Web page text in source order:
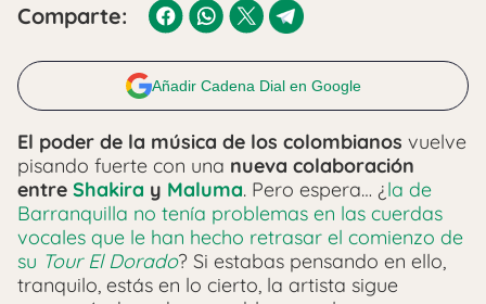
Comparte:
Añadir Cadena Dial en Google
El poder de la música de los colombianos vuelve
pisando fuerte con una nueva colaboración
entre Shakira y Maluma. Pero espera… ¿la de
Barranquilla no tenía problemas en las cuerdas
vocales que le han hecho retrasar el comienzo de
su Tour El Dorado? Si estabas pensando en ello,
tranquilo, estás en lo cierto, la artista sigue